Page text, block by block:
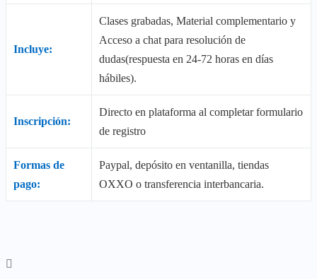
Incluye:
Clases grabadas, Material complementario y
Acceso a chat para resolución de
dudas(respuesta en 24-72 horas en días
hábiles).
Inscripción:
Directo en plataforma al completar formulario
de registro
Formas de
pago:
Paypal, depósito en ventanilla, tiendas
OXXO o transferencia interbancaria.